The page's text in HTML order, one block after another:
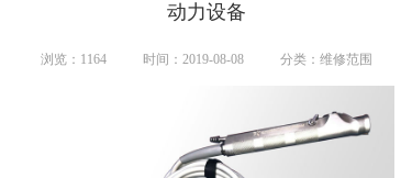
维修类型
保养知识
动力设备
浏览： 1164 时间：2019-08-08 分类：维修范围